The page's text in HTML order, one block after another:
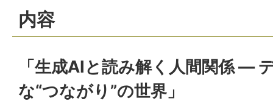
内容
「生成AIと読み解く人間関係 ―
な“つながり”の世界」